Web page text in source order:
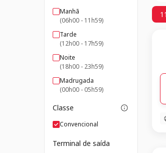
Manhã
(06h00 - 11h59)
Tarde
(12h00 - 17h59)
Noite
(18h00 - 23h59)
Madrugada
(00h00 - 05h59)
Classe
Convencional
Terminal de saída